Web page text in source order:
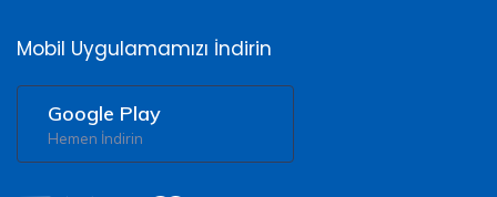
Mobil Uygulamamızı İndirin
Google Play
Hemen İndirin